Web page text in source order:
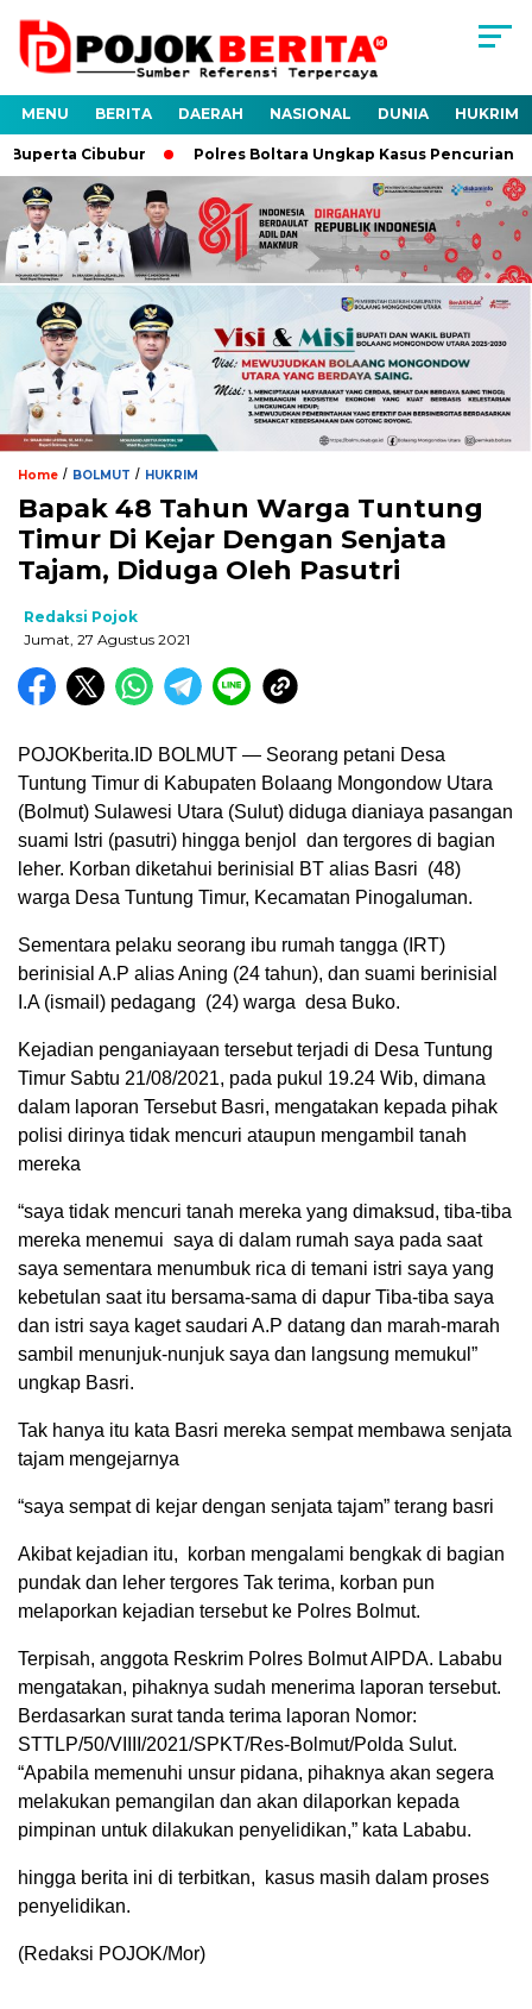
MENU BERITA DAERAH NASIONAL DUNIA HUKRIM
Cibubur Polres Boltara Ungkap Kasus Pencurian
Home / BOLMUT / HUKRIM
Bapak 48 Tahun Warga Tuntung
Timur Di Kejar Dengan Senjata
Tajam, Diduga Oleh Pasutri
Redaksi Pojok
Jumat, 27 Agustus 2021
POJOKberita.ID BOLMUT — Seorang petani Desa
Tuntung Timur di Kabupaten Bolaang Mongondow Utara
(Bolmut) Sulawesi Utara (Sulut) diduga dianiaya pasangan
suami Istri (pasutri) hingga benjol dan tergores di bagian
leher. Korban diketahui berinisial BT alias Basri (48)
warga Desa Tuntung Timur, Kecamatan Pinogaluman.
Sementara pelaku seorang ibu rumah tangga (IRT)
berinisial A.P alias Aning (24 tahun), dan suami berinisial
I.A (ismail) pedagang (24) warga desa Buko.
Kejadian penganiayaan tersebut terjadi di Desa Tuntung
Timur Sabtu 21/08/2021, pada pukul 19.24 Wib, dimana
dalam laporan Tersebut Basri, mengatakan kepada pihak
polisi dirinya tidak mencuri ataupun mengambil tanah
mereka
“saya tidak mencuri tanah mereka yang dimaksud, tiba-tiba
mereka menemui saya di dalam rumah saya pada saat
saya sementara menumbuk rica di temani istri saya yang
kebetulan saat itu bersama-sama di dapur Tiba-tiba saya
dan istri saya kaget saudari A.P datang dan marah-marah
sambil menunjuk-nunjuk saya dan langsung memukul”
ungkap Basri.
Tak hanya itu kata Basri mereka sempat membawa senjata
tajam mengejarnya
“saya sempat di kejar dengan senjata tajam” terang basri
Akibat kejadian itu, korban mengalami bengkak di bagian
pundak dan leher tergores Tak terima, korban pun
melaporkan kejadian tersebut ke Polres Bolmut.
Terpisah, anggota Reskrim Polres Bolmut AIPDA. Lababu
mengatakan, pihaknya sudah menerima laporan tersebut.
Berdasarkan surat tanda terima laporan Nomor:
STTLP/50/VIIII/2021/SPKT/Res-Bolmut/Polda Sulut.
“Apabila memenuhi unsur pidana, pihaknya akan segera
melakukan pemangilan dan akan dilaporkan kepada
pimpinan untuk dilakukan penyelidikan,” kata Lababu.
hingga berita ini di terbitkan, kasus masih dalam proses
penyelidikan.
(Redaksi POJOK/Mor)